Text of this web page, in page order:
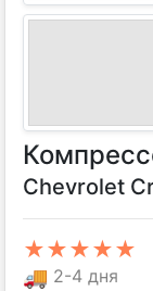
Chevrolet
★★★★★
🚚 2-4 дня